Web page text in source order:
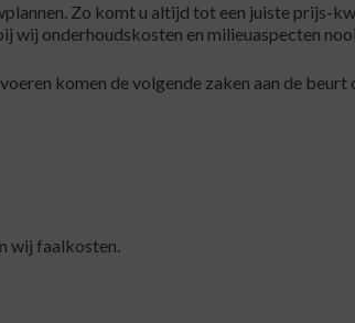
Zo komt u altijd tot een juiste prijs-
onderhoudskosten en milieuaspecten
komen de volgende zaken aan de
wij faalkosten.